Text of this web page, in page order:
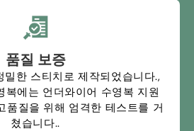
품질 보증
밀한 스티치로 제작되었습니다.,
복에는 언더와이어 수영복 지원
품질을 위해 엄격한 테스트를 거
쳤습니다..